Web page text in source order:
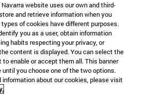
website uses our own and third-
and retrieve information when you
of cookies have different purposes.
you as a user, obtain information
habits respecting your privacy, or
content is displayed. You can select the
enable or accept them all. This banner
you choose one of the two options.
information about our cookies, please visit